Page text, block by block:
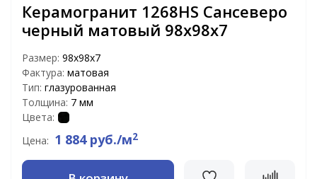
Керамогранит 1268HS Сансеверо
черный матовый 98х98х7
Размер: 98х98х7
Фактура: матовая
Тип: глазурованная
Толщина: 7 мм
Цвета:
Цена: 1 884 руб./м2